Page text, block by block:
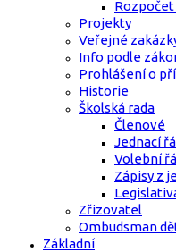
Projekty
Veřejné
Info podle
Prohlášení o
Historie
Školská rada
Členové
Jednací
Volební
Zápisy z
Zřizovatel
Ombudsman
Základní